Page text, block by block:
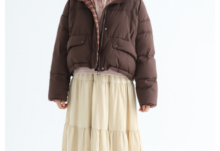
購買商品的店家。未經商家同意取消之訂單仍視為有效，需透過AFTEE先享
後付繳納相關費用。
※ 交易是否成功請以「AFTEE先享後付 」之結帳頁面顯示為準，若有關於
是否繳費成功／繳費後需取消欲退款等相關疑問，請聯繫「AFTEE先享後付
https://netprotections.freshdesk.com/support/home
１．透過由恩沛科技股份有限公司提供之「AFTEE先享後付」服務完成之交
易，需依本服務之必要範圍內提供個人資料，並將交易相關給付款項請求債
權轉讓予恩沛科技股份有限公司。
２．關於個人資料處理事宜，請瀏覽以下網址：
https://aftee.tw/terms/#terms3
３．未成年的使用者請事先徵得法定代理人或監護人之同意方可使用
「AFTEE先享後付」，若未經同意申辦者引起之損失，本公司不負相關責
４．使用「AFTEE先享後付」時，將依據個別帳號之用戶狀況，依本公司即
時審查核予不同之上限額度；若仍有額度不足之情形，本公司將視審查結果
每筆NT$80，滿NT$1,200(含以上)免運費